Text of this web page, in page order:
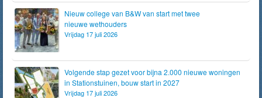
Nieuw college van B&W van start met twee
nieuwe wethouders
Vrijdag 17 juli 2026
Volgende stap gezet voor bijna 2.000 nieuwe woningen
in Stationstuinen, bouw start in 2027
Vrijdag 17 juli 2026